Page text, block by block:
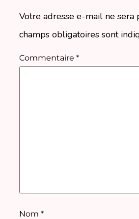
Votre adresse e-mail ne sera
champs obligatoires sont
Commentaire *
Nom *